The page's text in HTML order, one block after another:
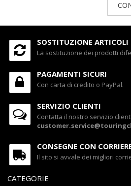
SOSTITUZIONE ARTICOLI
La sostituzione dei prodotti
PAGAMENTI SICURI
Con carta di credito o PayPal.
SERVIZIO CLIENTI
Contatta il nostro servizio
CONSEGNE CON
Il sito si avvale dei migliori
CATEGORIE